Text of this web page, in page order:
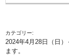
カテゴリー:
2024年4月28日（日
ます。